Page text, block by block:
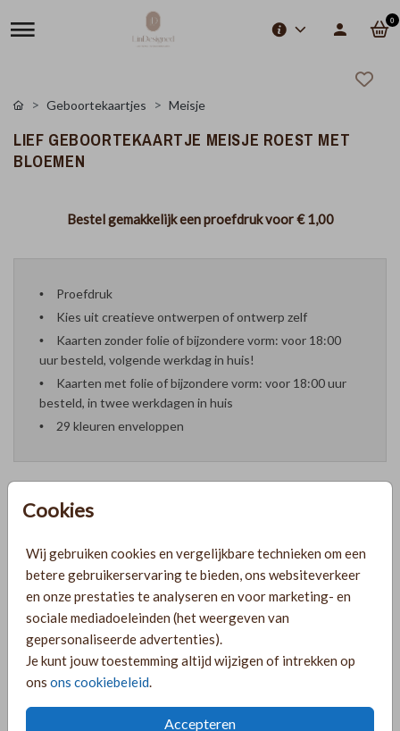
0
Cookies
Wij gebruiken cookies en vergelijkbare technieken om een
betere gebruikerservaring te bieden, ons websiteverkeer
en onze prestaties te analyseren en voor marketing- en
sociale mediadoeleinden (het weergeven van
gepersonaliseerde advertenties).
Je kunt jouw toestemming altijd wijzigen of intrekken op
ons ons cookiebeleid.
Accepteren
Geboortekaartjes Meisje
LIEF GEBOORTEKAARTJE MEISJE ROEST MET
BLOEMEN
Bestel gemakkelijk een proefdruk voor€ 1,00
Proefdruk
Kies uit creatieve ontwerpen of ontwerp zelf
Kaarten zonder folie of bijzondere vorm: voor 18:00
uur besteld, volgende werkdag in huis!
Kaarten met folie of bijzondere vorm: voor 18:00 uur
besteld, in twee werkdagen in huis
29 kleuren enveloppen
PRODUCTINFORMATIE
OMSCHRIJVING
Lief geboortekaartje voor een meisje met roestkleur tekst
en geschilderde veldbloemen.